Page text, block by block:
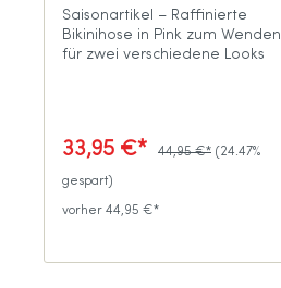
Saisonartikel – Raffinierte
Bikinihose in Pink zum Wenden
für zwei verschiedene Looks
33,95 €* 44,95 €* (24.47%
gespart)
vorher 44,95 €*